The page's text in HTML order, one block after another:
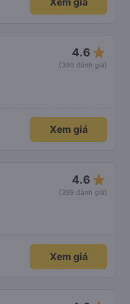
4.6 star_rate
(399 đánh giá)
Xem giá
4.6 star_rate
(399 đánh giá)
Xem giá